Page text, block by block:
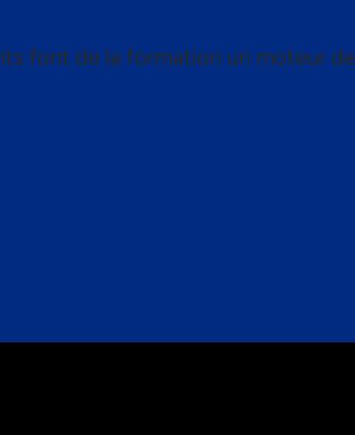
font de la formation un moteur